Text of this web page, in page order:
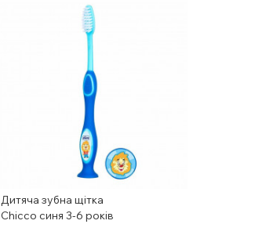
Дитяча зубна щітка
Chicco синя 3-6 років